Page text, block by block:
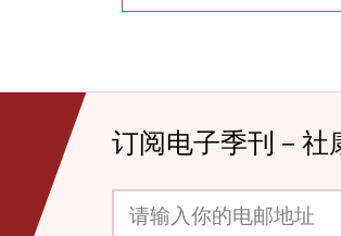
订阅电子季刊－社